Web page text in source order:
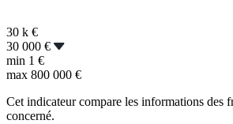
30 k €
30 000 €
min 1 €
max 800 000 €
Cet indicateur compare les informations des
concerné.